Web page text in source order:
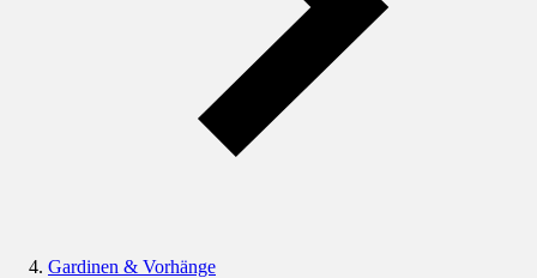
Gardinen & Vorhänge